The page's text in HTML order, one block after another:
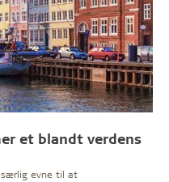
et blandt verdens
særlig evne til at